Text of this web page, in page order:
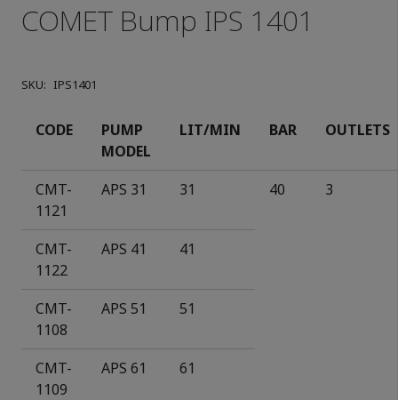
COMET Bump IPS 1401
SKU: IPS1401
CODE
PUMP
MODEL
LIT/MIN BAR OUTLETS
CMT-
1121
APS 31 31 40 3
CMT-
1122
APS 41 41
CMT-
1108
APS 51 51
CMT-
1109
APS 61 61